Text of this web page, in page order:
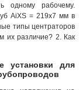
одному рабочему.
AiXS = 219x7 мм в
типы центраторов
их различие? 2. Как
установки для